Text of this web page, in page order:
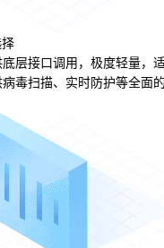
层接口调用，极度轻量，
毒扫描、实时防护等全面